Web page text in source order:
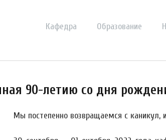
Кафедра Образование
90-летию со дня
Мы постепенно возвращаемся с каникул,